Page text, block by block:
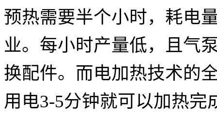
预热需要半个小时，耗电
业。每小时产量低，且气
换配件。而电加热技术的
用电3-5分钟就可以加热完